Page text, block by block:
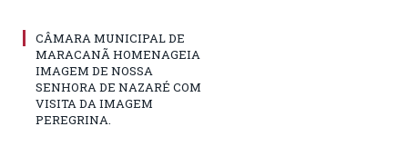
CÂMARA MUNICIPAL DE
MARACANÃ HOMENAGEIA
IMAGEM DE NOSSA
SENHORA DE NAZARÉ COM
VISITA DA IMAGEM
PEREGRINA.